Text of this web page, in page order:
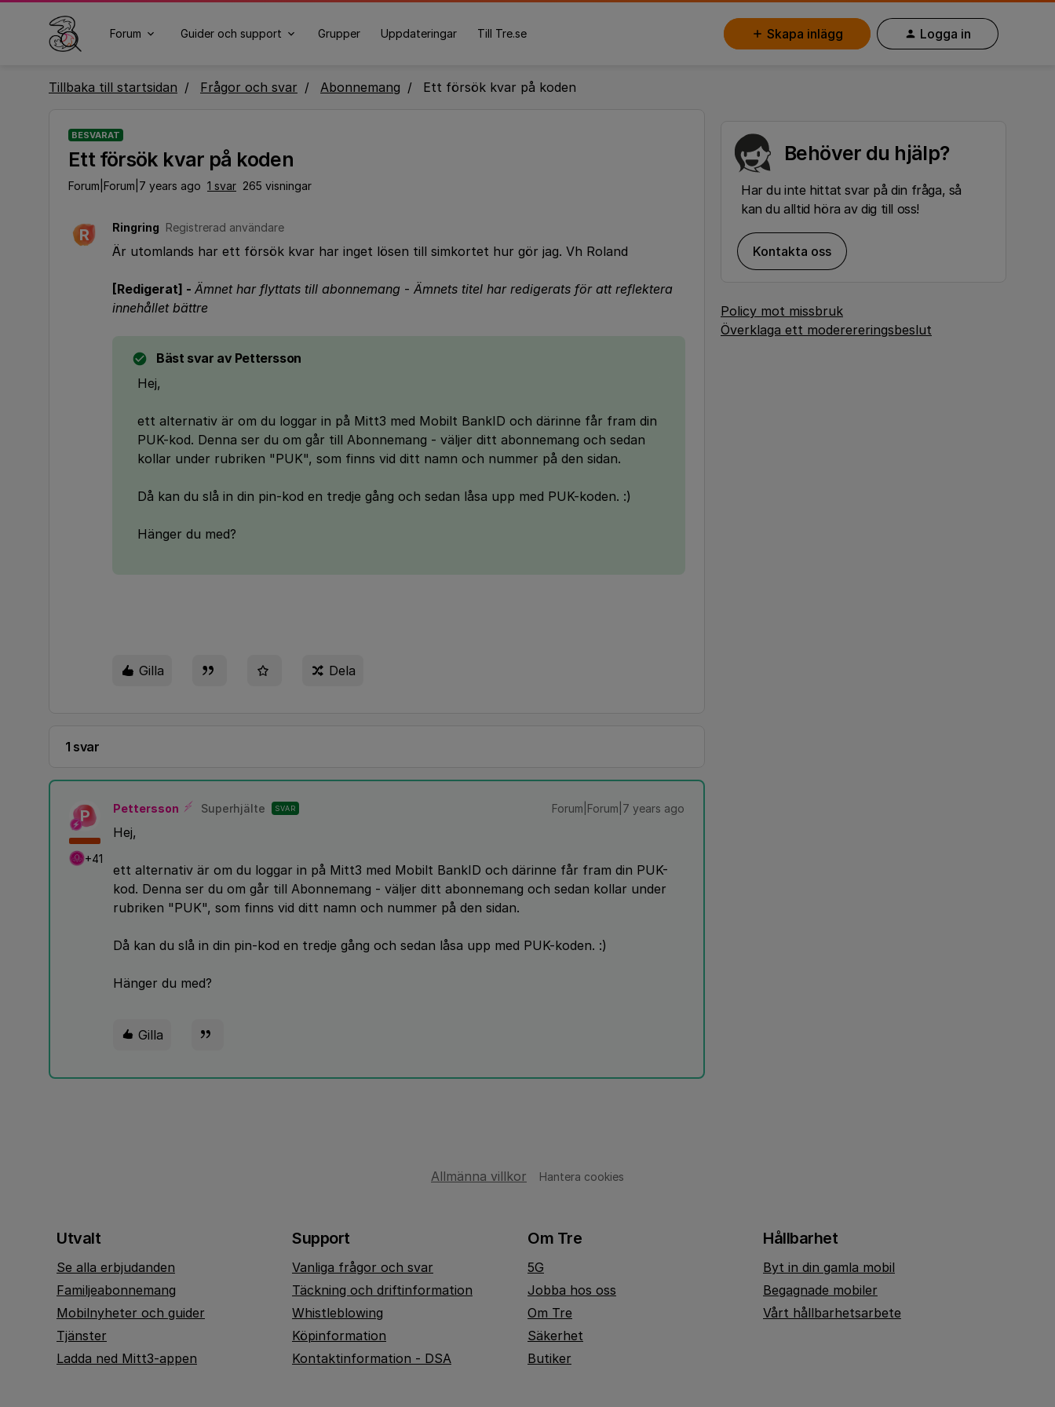
Forum Guider och support Grupper Uppdateringar Till Tre.se Skapa inlägg Logga in
Tillbaka till startsidan Frågor och svar Abonnemang Ett försök kvar på koden
BESVARAT
Ett försök kvar på koden
Forum|Forum|7 years ago 1 svar 265 visningar
R Ringring Registrerad användare
Är utomlands har ett försök kvar har inget lösen till simkortet hur gör jag. Vh Roland
[Redigerat] - Ämnet har flyttats till abonnemang - Ämnets titel har redigerats för att reflektera
innehållet bättre
Bäst svar av Pettersson
Hej,
ett alternativ är om du loggar in på Mitt3 med Mobilt BankID och därinne får fram din
PUK-kod. Denna ser du om går till Abonnemang - väljer ditt abonnemang och sedan
kollar under rubriken "PUK", som finns vid ditt namn och nummer på den sidan.
Då kan du slå in din pin-kod en tredje gång och sedan låsa upp med PUK-koden. :)
Hänger du med?
Gilla Dela
1 svar
P
+41
Pettersson Superhjälte SVAR Forum|Forum|7 years ago
Hej,
ett alternativ är om du loggar in på Mitt3 med Mobilt BankID och därinne får fram din PUK-
kod. Denna ser du om går till Abonnemang - väljer ditt abonnemang och sedan kollar under
rubriken "PUK", som finns vid ditt namn och nummer på den sidan.
Då kan du slå in din pin-kod en tredje gång och sedan låsa upp med PUK-koden. :)
Hänger du med?
Gilla
Behöver du hjälp?
Har du inte hittat svar på din fråga, så
kan du alltid höra av dig till oss!
Kontakta oss
Policy mot missbruk
Överklaga ett moderereringsbeslut
Allmänna villkor Hantera cookies
Utvalt
Se alla erbjudanden
Familjeabonnemang
Mobilnyheter och guider
Tjänster
Ladda ned Mitt3-appen
Support
Vanliga frågor och svar
Täckning och driftinformation
Whistleblowing
Köpinformation
Kontaktinformation - DSA
Om Tre
5G
Jobba hos oss
Om Tre
Säkerhet
Butiker
Hållbarhet
Byt in din gamla mobil
Begagnade mobiler
Vårt hållbarhetsarbete